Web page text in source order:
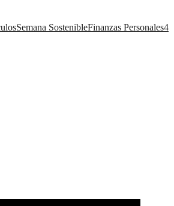
Semana SostenibleFinanzas Personales4